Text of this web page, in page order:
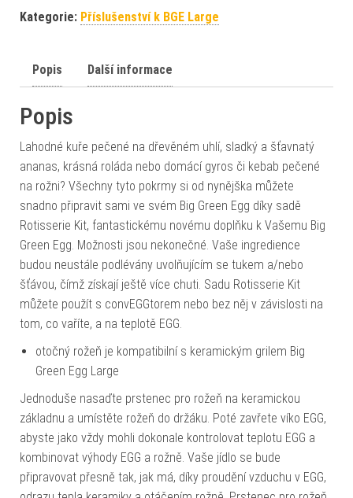
Kategorie: Příslušenství k BGE Large
Popis Další informace
Popis
Lahodné kuře pečené na dřevěném uhlí, sladký a šťavnatý
ananas, krásná roláda nebo domácí gyros či kebab pečené
na rožni? Všechny tyto pokrmy si od nynějška můžete
snadno připravit sami ve svém Big Green Egg díky sadě
Rotisserie Kit, fantastickému novému doplňku k Vašemu Big
Green Egg. Možnosti jsou nekonečné. Vaše ingredience
budou neustále podlévány uvolňujícím se tukem a/nebo
šťávou, čímž získají ještě více chuti. Sadu Rotisserie Kit
můžete použít s convEGGtorem nebo bez něj v závislosti na
tom, co vaříte, a na teplotě EGG.
otočný rožeň je kompatibilní s keramickým grilem Big
Green Egg Large
Jednoduše nasaďte prstenec pro rožeň na keramickou
základnu a umístěte rožeň do držáku. Poté zavřete víko EGG,
abyste jako vždy mohli dokonale kontrolovat teplotu EGG a
kombinovat výhody EGG a rožně. Vaše jídlo se bude
připravovat přesně tak, jak má, díky proudění vzduchu v EGG,